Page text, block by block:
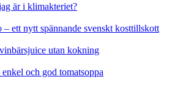
är i klimakteriet?
– ett nytt spännande svenskt kosttillskott
utan kokning
och god tomatsoppa